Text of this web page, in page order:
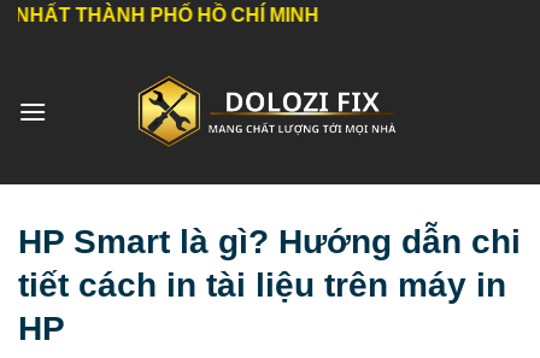
Bỏ
dung
PHỐ HỒ CHÍ MINH
HP Smart là gì? Hướng dẫn chi
tiết cách in tài liệu trên máy in
HP